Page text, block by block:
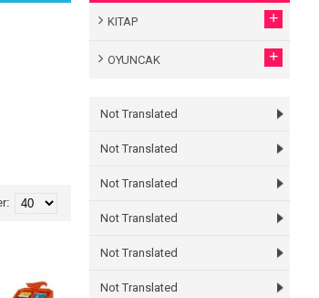
KITAP +
OYUNCAK +
Not Translated
Not Translated
Not Translated
Not Translated
Not Translated
Not Translated
Not Translated
Not Translated
Not Translated
Not Translated
Not Translated